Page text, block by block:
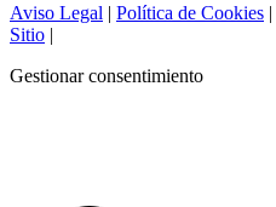
Aviso Legal | Política de Cookies |
Sitio |
Gestionar consentimiento